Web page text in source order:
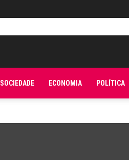
SOCIEDADE ECONOMIA POLÍTICA